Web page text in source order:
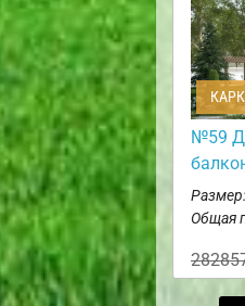
№59
Общая